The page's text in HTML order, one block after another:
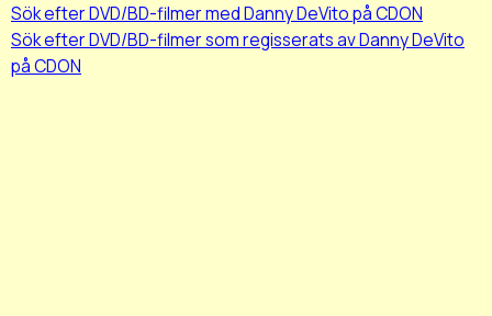
Sök efter DVD/BD-filmer med Danny DeVito på CDON
Sök efter DVD/BD-filmer som regisserats av Danny DeVito
på CDON